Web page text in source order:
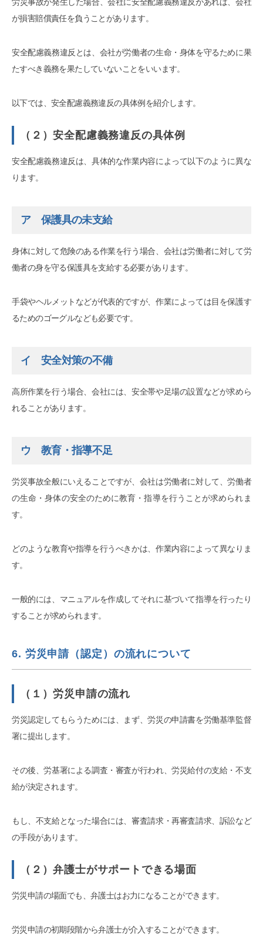
が損害賠償責任を負うことがあります。
安全配慮義務違反とは、会社が労働者の生命・身体を守るために果
たすべき義務を果たしていないことをいいます。
以下では、安全配慮義務違反の具体例を紹介します。
（２）安全配慮義務違反の具体例
安全配慮義務違反は、具体的な作業内容によって以下のように異な
ります。
ア 保護具の未支給
身体に対して危険のある作業を行う場合、会社は労働者に対して労
働者の身を守る保護具を支給する必要があります。
手袋やヘルメットなどが代表的ですが、作業によっては目を保護す
るためのゴーグルなども必要です。
イ 安全対策の不備
高所作業を行う場合、会社には、安全帯や足場の設置などが求めら
れることがあります。
ウ 教育・指導不足
労災事故全般にいえることですが、会社は労働者に対して、労働者
の生命・身体の安全のために教育・指導を行うことが求められま
す。
どのような教育や指導を行うべきかは、作業内容によって異なりま
す。
一般的には、マニュアルを作成してそれに基づいて指導を行ったり
することが求められます。
6. 労災申請（認定）の流れについて
（１）労災申請の流れ
労災認定してもらうためには、まず、労災の申請書を労働基準監督
署に提出します。
その後、労基署による調査・審査が行われ、労災給付の支給・不支
給が決定されます。
もし、不支給となった場合には、審査請求・再審査請求、訴訟など
の手段があります。
（２）弁護士がサポートできる場面
労災申請の場面でも、弁護士はお力になることができます。
労災申請の初期段階から弁護士が介入することができます。